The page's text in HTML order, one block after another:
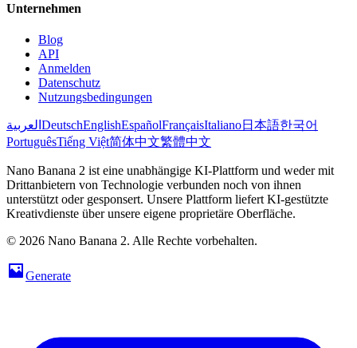
Unternehmen
Blog
API
Anmelden
Datenschutz
Nutzungsbedingungen
العربية DeutschEnglishEspañolFrançaisItaliano日本語한국어
PortuguêsTiếng Việt简体中文繁體中文
Nano Banana 2 ist eine unabhängige KI-Plattform und weder mit
Drittanbietern von Technologie verbunden noch von ihnen
unterstützt oder gesponsert. Unsere Plattform liefert KI-gestützte
Kreativdienste über unsere eigene proprietäre Oberfläche.
© 2026 Nano Banana 2. Alle Rechte vorbehalten.
Generate